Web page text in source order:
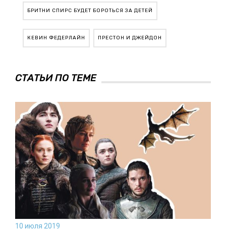
БРИТНИ СПИРС БУДЕТ БОРОТЬСЯ ЗА ДЕТЕЙ
КЕВИН ФЕДЕРЛАЙН ПРЕСТОН И ДЖЕЙДОН
СТАТЬИ ПО ТЕМЕ
10 июля 2019